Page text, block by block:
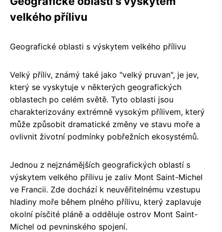
velkého přílivu
Geografické oblasti s výskytem velkého přílivu
Velký příliv, známý také jako "velký pruvan", je jev,
který se vyskytuje v některých geografických
oblastech po celém světě. Tyto oblasti jsou
charakterizovány extrémně vysokým přílivem, který
může způsobit dramatické změny ve stavu moře a
ovlivnit životní podmínky pobřežních ekosystémů.
Jednou z nejznámějších geografických oblastí s
výskytem velkého přílivu je zaliv Mont Saint-Michel
ve Francii. Zde dochází k neuvěřitelnému vzestupu
hladiny moře během plného přílivu, který zaplavuje
okolní písčité pláně a odděluje ostrov Mont Saint-
Michel od pevninského spojení.